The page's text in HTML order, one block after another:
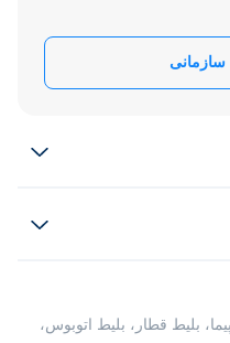
شغلی
بلیط قطار، بلیط اتوبوس،